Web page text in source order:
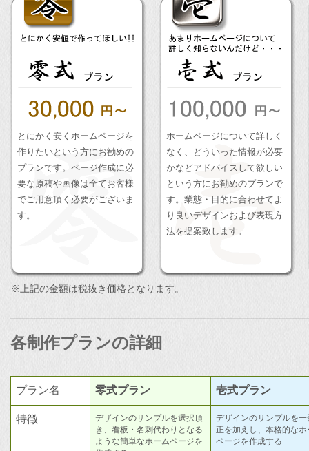
とにかく安くホームページを
作りたいという方にお勧めの
プランです。ページ作成に必
要な原稿や画像は全てお客様
でご用意頂く必要がございま
す。
ホームページについて詳しく
なく、どういった情報が必要
かなどアドバイスして欲しい
という方にお勧めのプランで
す。業態・目的に合わせてよ
り良いデザインおよび表現方
法を提案致します。
※上記の金額は税抜き価格となります。
各制作プランの詳細
プラン名 零式プラン 壱式プラン
特徴
デザインのサンプルを選択頂
き、看板・名刺代わりとなる
ような簡単なホームページを
デザインのサンプルを一
正を加えし、本格的なホ
ページを作成する